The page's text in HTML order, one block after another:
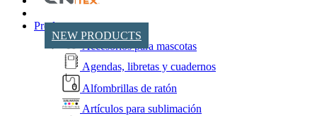
NEW PRODUCTS
Productos
Accesorios para mascotas
Agendas, libretas y cuadernos
Alfombrillas de ratón
Artículos para sublimación